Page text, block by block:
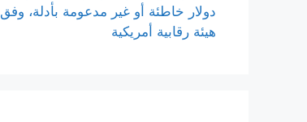
دولار خاطئة أو غير مدعومة بأدلة، وفق
هيئة رقابية أمريكية